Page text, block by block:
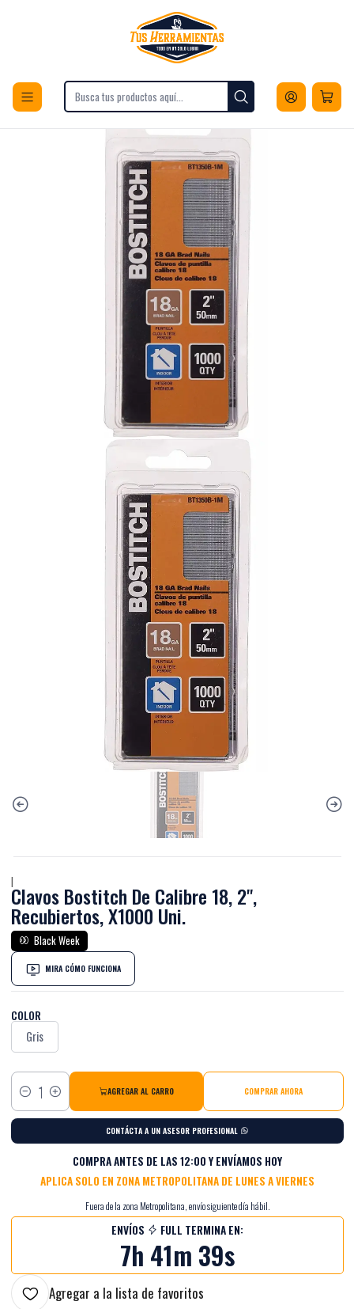
Envios a todo Chile
Materiales de Obra
Clavos Bostitch De Calibre 18, 2'', Recubiertos, X1000 Uni.
|
Clavos Bostitch De Calibre 18, 2'',
Recubiertos, X1000 Uni.
Black Week
MIRA CÓMO FUNCIONA
COLOR
Gris
Cantidad
AGREGAR AL CARRO COMPRAR AHORA
CONTÁCTA A UN ASESOR PROFESIONAL
COMPRA ANTES DE LAS 12:00 Y ENVÍAMOS HOY
APLICA SOLO EN ZONA METROPOLITANA DE LUNES A VIERNES
Fuera de la zona Metropolitana, envío siguiente día hábil.
ENVÍOS FULL TERMINA EN:
7h 41m 38s
Agregar a la lista de favoritos